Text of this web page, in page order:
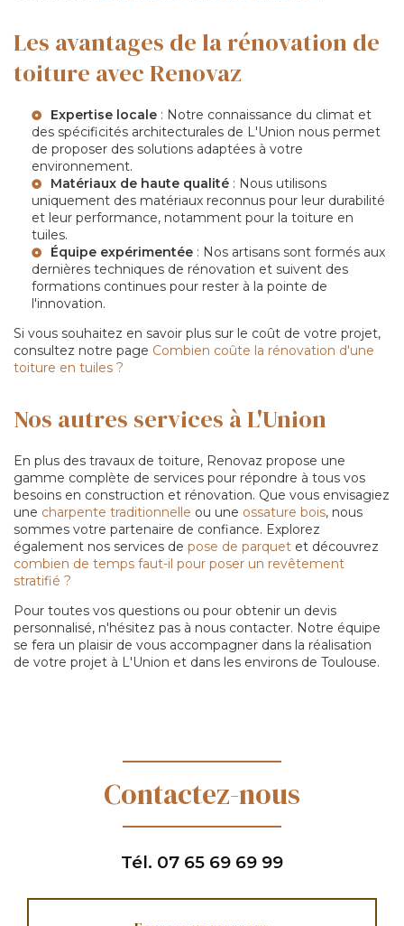
Les avantages de la rénovation de
toiture avec Renovaz
Expertise locale : Notre connaissance du climat et
des spécificités architecturales de L'Union nous permet
de proposer des solutions adaptées à votre
environnement.
Matériaux de haute qualité : Nous utilisons
uniquement des matériaux reconnus pour leur durabilité
et leur performance, notamment pour la toiture en
tuiles.
Équipe expérimentée : Nos artisans sont formés aux
dernières techniques de rénovation et suivent des
formations continues pour rester à la pointe de
l'innovation.
Si vous souhaitez en savoir plus sur le coût de votre projet,
consultez notre page Combien coûte la rénovation d'une
toiture en tuiles ?
Nos autres services à L'Union
En plus des travaux de toiture, Renovaz propose une
gamme complète de services pour répondre à tous vos
besoins en construction et rénovation. Que vous envisagiez
une charpente traditionnelle ou une ossature bois, nous
sommes votre partenaire de confiance. Explorez
également nos services de pose de parquet et découvrez
combien de temps faut-il pour poser un revêtement
stratifié ?
Pour toutes vos questions ou pour obtenir un devis
personnalisé, n'hésitez pas à nous contacter. Notre équipe
se fera un plaisir de vous accompagner dans la réalisation
de votre projet à L'Union et dans les environs de Toulouse.
Contactez-nous
Tél. 07 65 69 69 99